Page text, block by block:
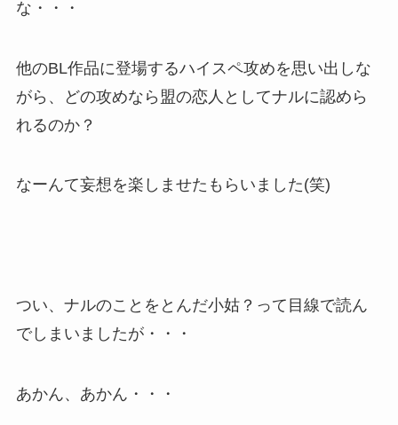
な・・・
他のBL作品に登場するハイスペ攻めを思い出しな
がら、どの攻めなら盟の恋人としてナルに認めら
れるのか？
なーんて妄想を楽しませたもらいました(笑)
つい、ナルのことをとんだ小姑？って目線で読ん
でしまいましたが・・・
あかん、あかん・・・